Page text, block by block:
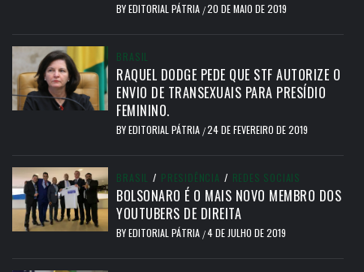
BYEDITORIAL PÁTRIA /20 DE MAIO DE 2019
BRASIL
RAQUEL DODGE PEDE QUE STF AUTORIZE O
ENVIO DE TRANSEXUAIS PARA PRESÍDIO
FEMININO.
BYEDITORIAL PÁTRIA /24 DE FEVEREIRO DE 2019
BRASIL / PRESIDÊNCIA / REDES SOCIAIS
BOLSONARO É O MAIS NOVO MEMBRO DOS
YOUTUBERS DE DIREITA
BYEDITORIAL PÁTRIA /4 DE JULHO DE 2019